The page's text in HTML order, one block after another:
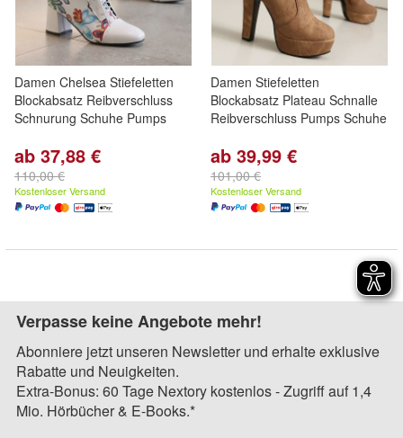
Damen Chelsea Stiefeletten
Blockabsatz Reibverschluss
Schnurung Schuhe Pumps
ab 37,88 €
110,00 €
Kostenloser Versand
Damen Stiefeletten
Blockabsatz Plateau Schnalle
Reibverschluss Pumps Schuhe
ab 39,99 €
101,00 €
Kostenloser Versand
Verpasse keine Angebote mehr!
Abonniere jetzt unseren Newsletter und erhalte exklusive
Rabatte und Neuigkeiten.
Extra-Bonus: 60 Tage Nextory kostenlos - Zugriff auf 1,4
Mio. Hörbücher & E-Books.*